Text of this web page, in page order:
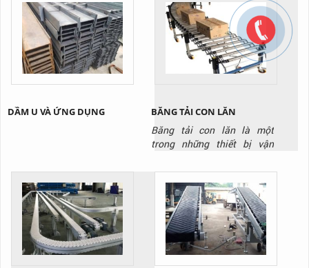
DẦM U VÀ ỨNG DỤNG BĂNG TẢI CON LĂN
Băng tải con lăn là một
trong những thiết bị vận
trong các nhà kho và nhà
máy, kho hàng